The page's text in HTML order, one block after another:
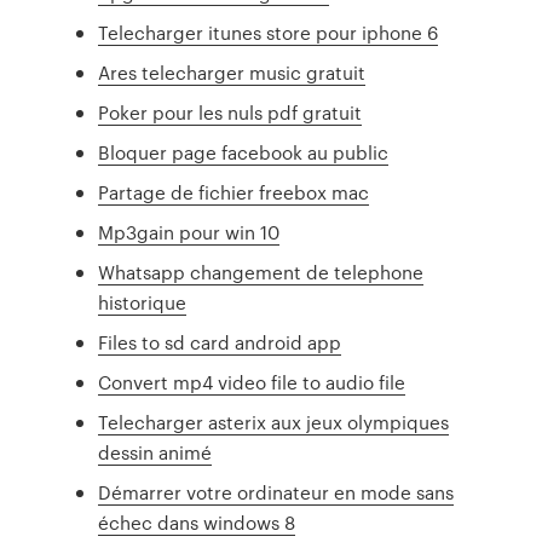
Telecharger itunes store pour iphone 6
Ares telecharger music gratuit
Poker pour les nuls pdf gratuit
Bloquer page facebook au public
Partage de fichier freebox mac
Mp3gain pour win 10
Whatsapp changement de telephone
historique
Files to sd card android app
Convert mp4 video file to audio file
Telecharger asterix aux jeux olympiques
dessin animé
Démarrer votre ordinateur en mode sans
échec dans windows 8